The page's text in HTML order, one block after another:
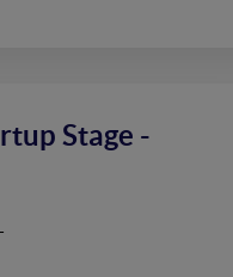
Stage -